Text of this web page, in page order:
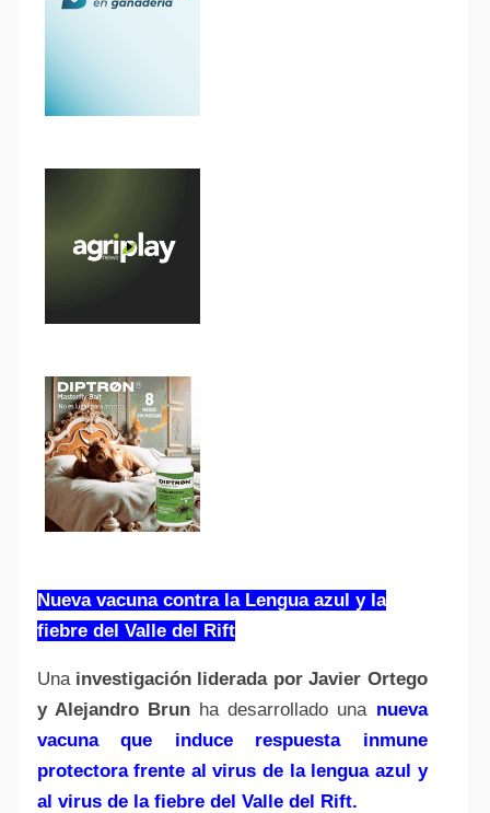
Nueva vacuna contra la Lengua azul y la
fiebre del Valle del Rift
Una investigación liderada por Javier Ortego
y Alejandro Brunha desarrollado una nueva
vacuna que induce respuesta inmune
protectora frente al virus de la lengua azul y
al virus de la fiebre del Valle del Rift.